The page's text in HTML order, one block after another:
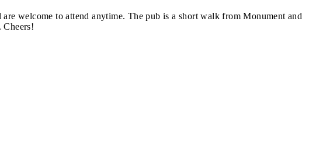
welcome to attend anytime. The pub is a short walk from Monument and
Cheers!